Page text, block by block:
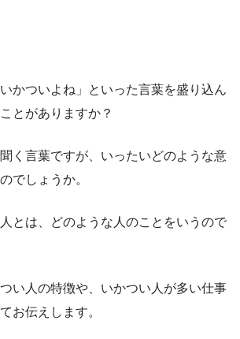
かついよね」といった言葉を盛り込ん
とがありますか？
く言葉ですが、いったいどのような意
でしょうか。
とは、どのような人のことをいうので
い人の特徴や、いかつい人が多い仕事
お伝えします。